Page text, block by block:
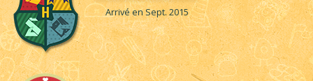
Arrivé en Sept. 2015